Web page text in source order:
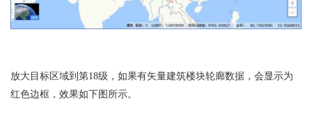
放大目标区域到第18级，如果有矢量建筑楼块轮廊数据，会显示为
红色边框，效果如下图所示。